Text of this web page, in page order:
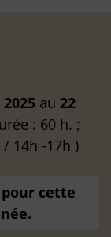
au 22
: 60 h. ;
14h -17h )
cette